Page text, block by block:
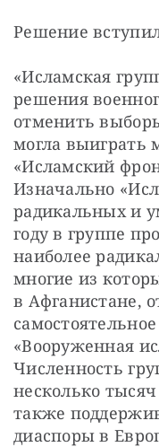
Решение
«Исламская
решения
отменить
могла выиграть
«Исламский
Изначально
радикальных и
году в группе
наиболее
многие из
в Афганистане,
«Вооруженная
Численность
несколько
также
диаспоры в